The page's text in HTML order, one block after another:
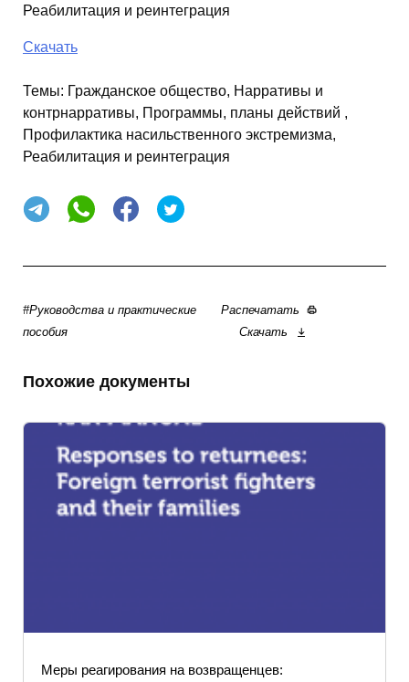
Реабилитация и реинтеграция
Скачать
Темы: Гражданское общество, Нарративы и
контрнарративы, Программы, планы действий ,
Профилактика насильственного экстремизма,
Реабилитация и реинтеграция
#Руководства и практические
пособия
Распечатать
Скачать
Похожие документы
Меры реагирования на возвращенцев: